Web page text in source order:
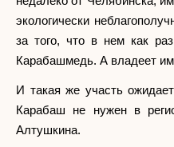
экологически
за того, что в нем как
Карабашмедь. А владеет им
И такая же участь
Карабаш не нужен в
Алтушкина.